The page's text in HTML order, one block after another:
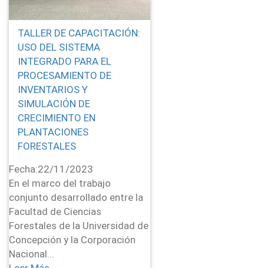
TALLER DE CAPACITACIÓN:
USO DEL SISTEMA
INTEGRADO PARA EL
PROCESAMIENTO DE
INVENTARIOS Y
SIMULACIÓN DE
CRECIMIENTO EN
PLANTACIONES
FORESTALES
Fecha:22/11/2023
En el marco del trabajo
conjunto desarrollado entre la
Facultad de Ciencias
Forestales de la Universidad de
Concepción y la Corporación
Nacional...